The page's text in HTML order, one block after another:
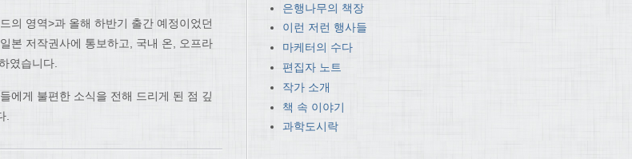
의 영역>과 올해 하반기 출간 예정이었던
본 저작권사에 통보하고, 국내 온, 오프라
였습니다.
에게 불편한 소식을 전해 드리게 된 점 깊
.
은행나무의 책장
이런 저런 행사들
마케터의 수다
편집자 노트
작가 소개
책 속 이야기
과학도시락